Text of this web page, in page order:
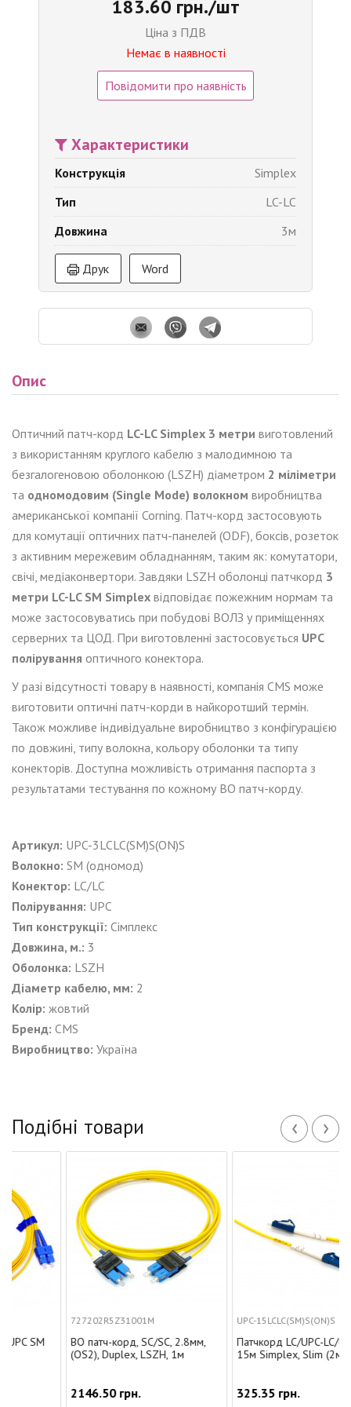
183.60 грн./шт
Ціна з ПДВ
Немає в наявності
Повідомити про наявність
Характеристики
Конструкція
Simplex
Тип
LC-LC
Довжина
3м
Друк Word
Опис
Оптичний патч-корд LC-LC Simplex 3 метри виготовлений
з використанням круглого кабелю з малодимною та
безгалогеновою оболонкою (LSZH) діаметром 2 міліметри
та одномодовим (Single Mode) волокном виробництва
американської компанії Corning. Патч-корд застосовують
для комутації оптичних патч-панелей (ODF), боксів, розеток
з активним мережевим обладнанням, таким як: комутатори,
свічі, медіаконвертори. Завдяки LSZH оболонці патчкорд 3
метри LC-LC SM Simplex відповідає пожежним нормам та
може застосовуватись при побудові ВОЛЗ у приміщеннях
серверних та ЦОД. При виготовленні застосовується UPC
полірування оптичного конектора.
У разі відсутності товару в наявності, компанія CMS може
виготовити оптичні патч-корди в найкоротший термін.
Також можливе індивідуальне виробництво з конфігурацією
по довжині, типу волокна, кольору оболонки та типу
конекторів. Доступна можливість отримання паспорта з
результатами тестування по кожному ВО патч-корду.
Артикул: UPC-3LCLC(SM)S(ON)S
Волокно: SM (одномод)
Конектор: LC/LC
Полірування: UPC
Тип конструкції: Сімплекс
Довжина, м.: 3
Оболонка: LSZH
Діаметр кабелю, мм: 2
Колір: жовтий
Бренд: CMS
Виробництво: Україна
Подібні товари ‹ ›
727202R5Z31001M
ВО патч-корд, SC/SC, 2.8мм,
(OS2), Duplex, LSZH, 1м
2146.50 грн.
UPC-15LCLC(SM)S(ON)S
Патчкорд LC/UPC-LC/UPC SM
15м Simplex, Slim (2мм)
325.35 грн.